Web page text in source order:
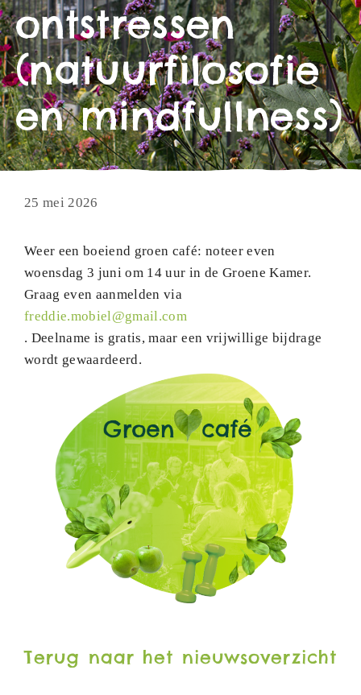
ontstressen
(natuurfilosofie
en mindfullness)
25 mei 2026
Weer een boeiend groen café: noteer even
woensdag 3 juni om 14 uur in de Groene Kamer.
Graag even aanmelden via
freddie.mobiel@gmail.com
. Deelname is gratis, maar een vrijwillige bijdrage
wordt gewaardeerd.
Terug naar het nieuwsoverzicht